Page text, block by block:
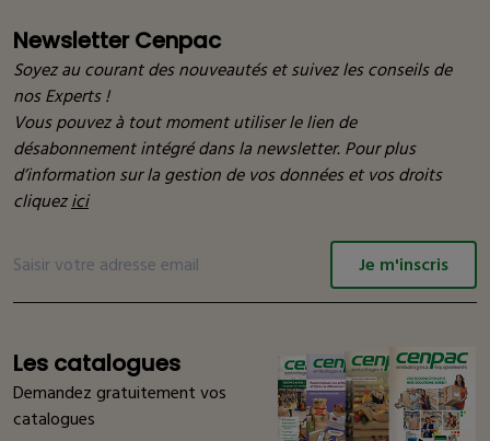
Newsletter Cenpac
Soyez au courant des nouveautés et suivez les conseils de
nos Experts !
Vous pouvez à tout moment utiliser le lien de
désabonnement intégré dans la newsletter. Pour plus
d’information sur la gestion de vos données et vos droits
cliquezici
Je m'inscris
Les catalogues
Demandez gratuitement vos
catalogues